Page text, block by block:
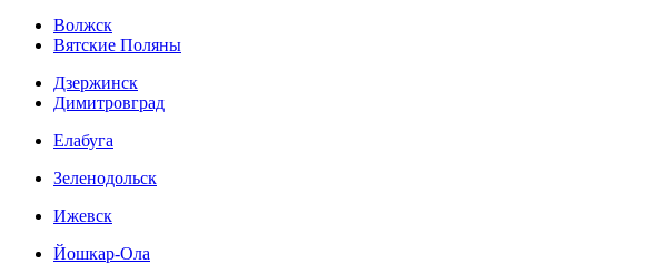
Волжск
Вятские Поляны
Дзержинск
Димитровград
Елабуга
Зеленодольск
Ижевск
Йошкар-Ола